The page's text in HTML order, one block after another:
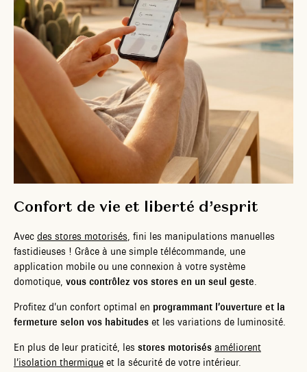
Confort de vie et liberté d’esprit
Avec des stores motorisés, fini les manipulations manuelles
fastidieuses ! Grâce à une simple télécommande, une
application mobile ou une connexion à votre système
domotique, vous contrôlez vos stores en un seul geste.
Profitez d’un confort optimal en programmant l’ouverture et la
fermeture selon vos habitudes et les variations de luminosité.
En plus de leur praticité, les stores motorisés améliorent
l’isolation thermique et la sécurité de votre intérieur.